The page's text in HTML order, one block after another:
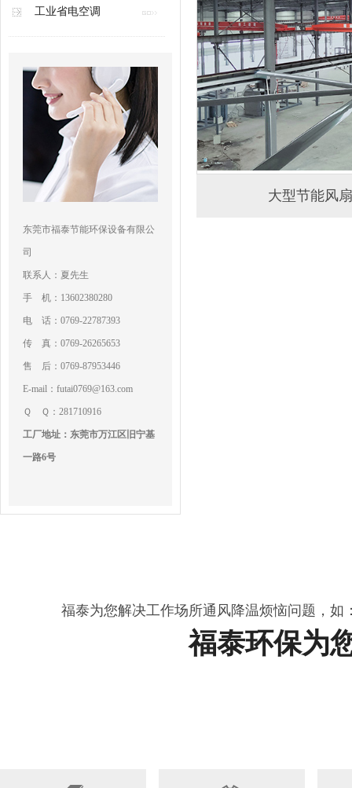
工业省电空调
东莞市福泰节能环保设备有限公
司
联系人：夏先生
手 机：13602380280
电 话：0769-22787393
传 真：0769-26265653
售 后：0769-87953446
E-mail：futai0769@163.com
Ｑ Ｑ：281710916
工厂地址：东莞市万江区旧宁基
一路6号
大型节能风扇
福泰为您解决工作场所通风降温烦恼问题，
福泰环保为